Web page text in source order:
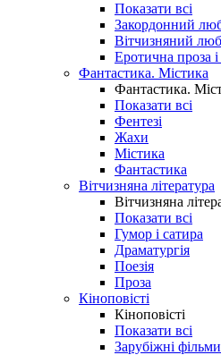
Показати всі
Закордонний
Вітчизняний
Еротична проза і
Фантастика. Містика
Фантастика.
Показати всі
Фентезі
Жахи
Містика
Фантастика
Вітчизняна література
Вітчизняна
Показати всі
Гумор і сатира
Драматургія
Поезія
Проза
Кіноповісті
Кіноповісті
Показати всі
Зарубіжні фільми